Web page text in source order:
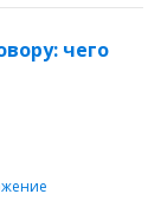
чего